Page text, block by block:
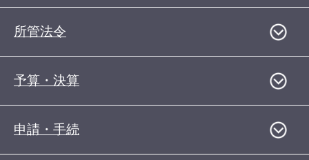
所管法令
予算・決算
申請・手続